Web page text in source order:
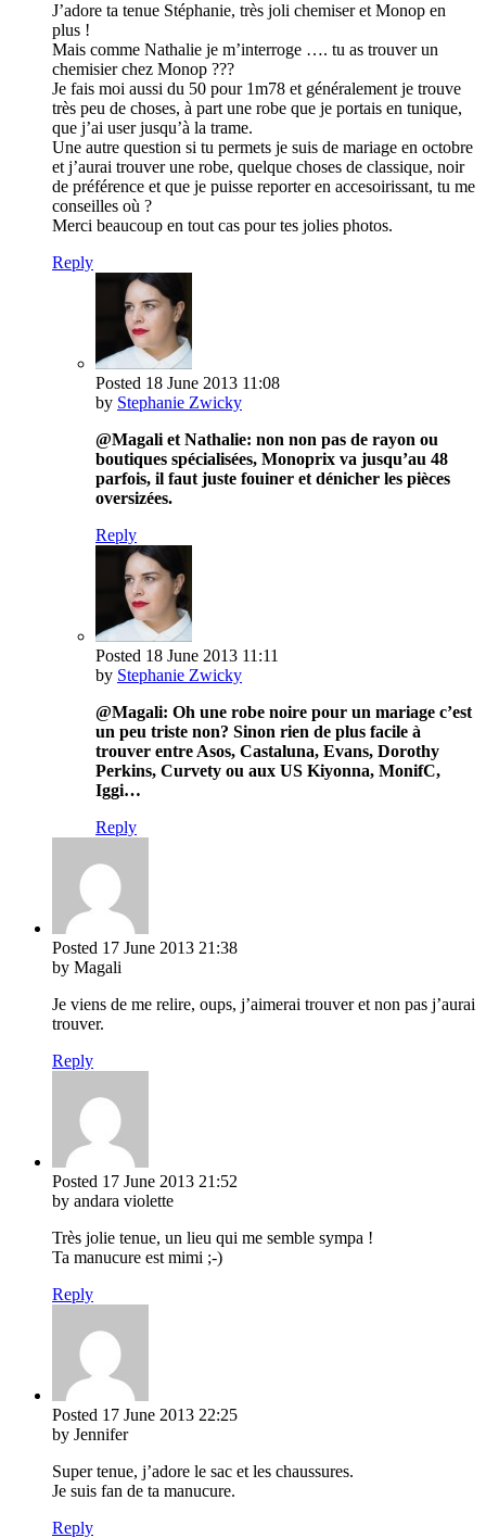
J’adore ta tenue Stéphanie, très joli chemiser et Monop en
plus !
Mais comme Nathalie je m’interroge …. tu as trouver un
chemisier chez Monop ???
Je fais moi aussi du 50 pour 1m78 et généralement je trouve
très peu de choses, à part une robe que je portais en tunique,
que j’ai user jusqu’à la trame.
Une autre question si tu permets je suis de mariage en octobre
et j’aurai trouver une robe, quelque choses de classique, noir
de préférence et que je puisse reporter en accesoirissant, tu me
conseilles où ?
Merci beaucoup en tout cas pour tes jolies photos.
Reply
Posted 18 June 2013 11:08
by Stephanie Zwicky
@Magali et Nathalie: non non pas de rayon ou
boutiques spécialisées, Monoprix va jusqu’au 48
parfois, il faut juste fouiner et dénicher les pièces
oversizées.
Reply
Posted 18 June 2013 11:11
by Stephanie Zwicky
@Magali: Oh une robe noire pour un mariage c’est
un peu triste non? Sinon rien de plus facile à
trouver entre Asos, Castaluna, Evans, Dorothy
Perkins, Curvety ou aux US Kiyonna, MonifC,
Iggi…
Reply
Posted 17 June 2013 21:38
by Magali
Je viens de me relire, oups, j’aimerai trouver et non pas j’aurai
trouver.
Reply
Posted 17 June 2013 21:52
by andara violette
Très jolie tenue, un lieu qui me semble sympa !
Ta manucure est mimi ;-)
Reply
Posted 17 June 2013 22:25
by Jennifer
Super tenue, j’adore le sac et les chaussures.
Je suis fan de ta manucure.
Reply